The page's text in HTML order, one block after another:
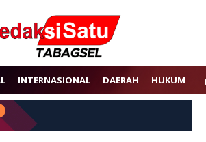
INTERNASIONAL DAERAH HUKUM